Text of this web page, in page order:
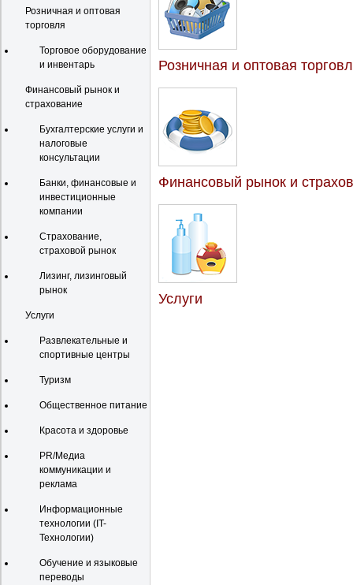
Розничная и оптовая
торговля
Торговое оборудование
и инвентарь
Финансовый рынок и
страхование
Бухгалтерские услуги и
налоговые
консультации
Банки, финансовые и
инвестиционные
компании
Страхование,
страховой рынок
Лизинг, лизинговый
рынок
Услуги
Развлекательные и
спортивные центры
Туризм
Общественное питание
Красота и здоровье
PR/Медиа
коммуникации и
реклама
Информационные
технологии (IT-
Технологии)
Обучение и языковые
переводы
Розничная и оптовая
Финансовый рынок и
Услуги